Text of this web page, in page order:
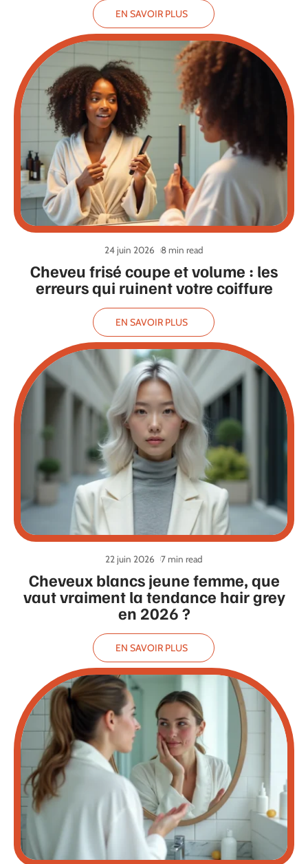
EN SAVOIR PLUS
Cheveu frisé coupe et volume : les
erreurs qui ruinent votre coiffure
24 juin 2026 8 min read
EN SAVOIR PLUS
Cheveux blancs jeune femme, que
vaut vraiment la tendance hair grey
en 2026 ?
22 juin 2026 7 min read
EN SAVOIR PLUS